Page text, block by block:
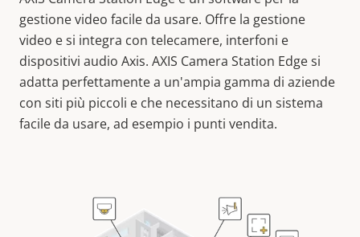
gestione video facile da usare. Offre la gestione
video e si integra con telecamere, interfoni e
dispositivi audio Axis. AXIS Camera Station Edge si
adatta perfettamente a un'ampia gamma di aziende
con siti più piccoli e che necessitano di un sistema
facile da usare, ad esempio i punti vendita.